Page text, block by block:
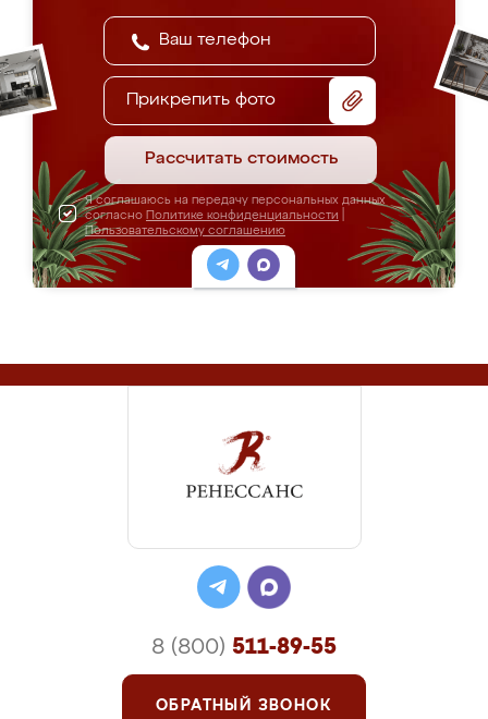
Прикрепить фото
Рассчитать стоимость
Я соглашаюсь на передачу персональных данных
согласно Политике конфиденциальности
Пользовательскому соглашению
8 (800) 511-89-55
ОБРАТНЫЙ ЗВОНОК